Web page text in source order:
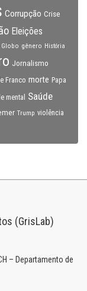
Corrupção Crise
Eleições
Globo gênero História
Jornalismo
Franco morte Papa
mental
Saúde
Trump violência
(GrisLab)
– Departamento de